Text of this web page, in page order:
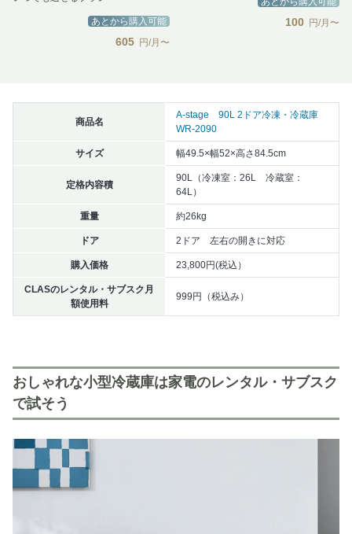
あとから購入可能
605 円/月〜
100 円/月〜
商品名
A-stage 90L 2ドア冷凍・冷蔵庫
WR-2090
サイズ 幅49.5×幅52×高さ84.5cm
定格内容積
90L（冷凍室：26L 冷蔵室：
64L）
重量 約26kg
ドア 2ドア 左右の開きに対応
購入価格 23,800円(税込）
CLASのレンタル・サブスク月
額使用料
999円（税込み）
おしゃれな小型冷蔵庫は家電のレンタル・サブスク
で試そう